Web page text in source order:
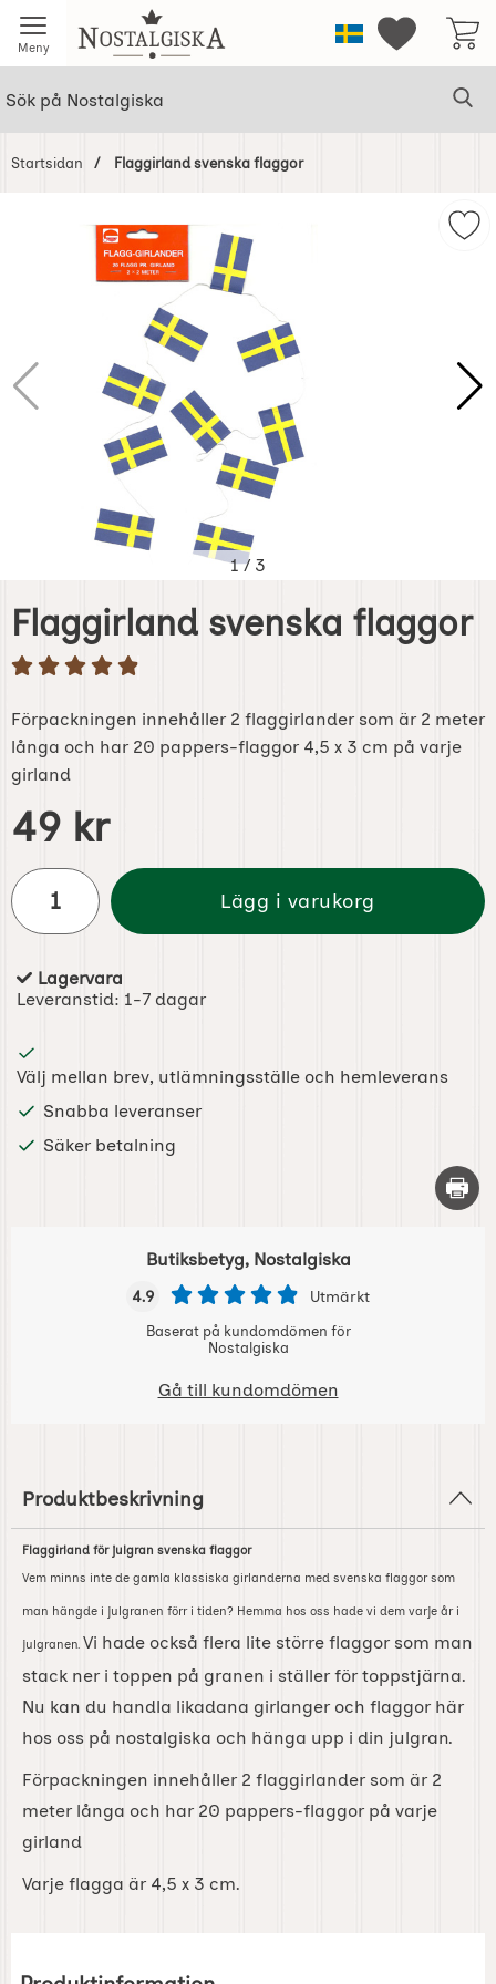
Meny Startsidan för NostalgiskaSverigeMina
Startsidan Flaggirland svenska flaggor
1/ 3
Flaggirland svenska flaggor
Förpackningen innehåller 2 flaggirlander som är 2 meter
långa och har 20 pappers-flaggor 4,5 x 3 cm på varje
girland
Handla denna produkt Flaggirland svenska flaggor
pris
49 kr
antal
Lägg i varukorg
Tillgänglighet:
Lagervara
Leveranstid: 1-7 dagar
Välj mellan brev, utlämningsställe och hemleverans
Snabba leveranser
Säker betalning
Skriv
Butiksbetyg, Nostalgiska
4.9 Utmärkt
Baserat på kundomdömen för
Nostalgiska
Gå till kundomdömen
Produktbeskrivning
Flaggirland för julgran svenska flaggor
Vem minns inte de gamla klassiska girlanderna med svenska flaggor som
man hängde i julgranen förr i tiden? Hemma hos oss hade vi dem varje år i
julgranen. Vi hade också flera lite större flaggor som man
stack ner i toppen på granen i ställer för toppstjärna.
Nu kan du handla likadana girlanger och flaggor här
hos oss på nostalgiska och hänga upp i din julgran.
Förpackningen innehåller 2 flaggirlander som är 2
meter långa och har 20 pappers-flaggor på varje
girland
Varje flagga är 4,5 x 3 cm.